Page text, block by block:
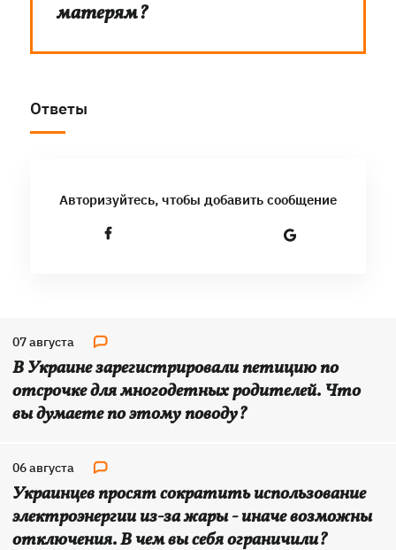
матерям?
Ответы
Авторизуйтесь, чтобы добавить сообщение
07 августа
В Украине зарегистрировали петицию по
отсрочке для многодетных родителей. Что
вы думаете по этому поводу?
06 августа
Украинцев просят сократить использование
электроэнергии из-за жары - иначе возможны
отключения. В чем вы себя ограничили?